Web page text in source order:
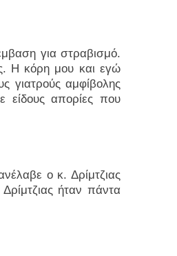
για στραβισμό.
Η κόρη μου και εγώ
γιατρούς αμφίβολης
είδους απορίες που
ο κ. Δρίμτζιας
ήταν πάντα